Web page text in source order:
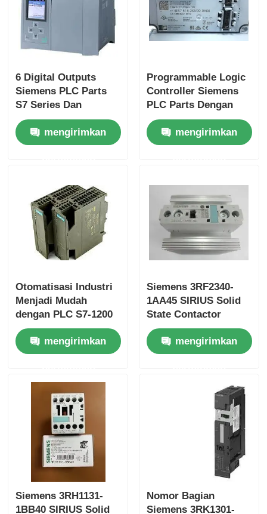
Yokogawa Stardom PLC
Hima Keselamatan Plc
Foxboro PLC
ICS Triplex PLC
Modul PLC Schneider
Modul GE Fanuc
Modul Komunikasi Prosoft
Kontroler DCS ABB
Emerson DCS Controller
6 Digital Outputs
Siemens PLC Parts
S7 Series Dan
Original Untuk
Kinerjamengirimkan
Programmable Logic
Controller Siemens
PLC Parts Dengan
Kecepatan CPU 25
Ns/langkah Dan 2
Input Analog
mengirimkan
Otomatisasi Industri
Menjadi Mudah
dengan PLC S7-1200
6ES7153-1AA03-0XB0
dan Memori 50 KB
mengirimkan
Siemens 3RF2340-
1AA45 SIRIUS Solid
State Contactor
mengirimkan
Siemens 3RH1131-
1BB40 SIRIUS Solid
Nomor Bagian
Siemens 3RK1301-